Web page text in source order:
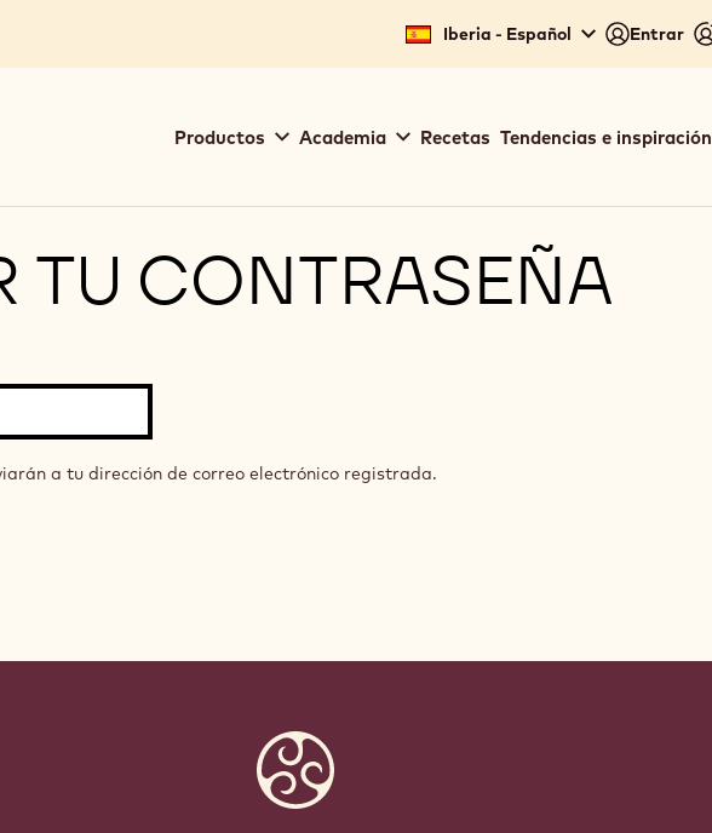
Iberia - Español Entrar
navigation
Productos Academia Recetas Tendencias e inspiración
TU CONTRASEÑA
a tu dirección de correo electrónico registrada.